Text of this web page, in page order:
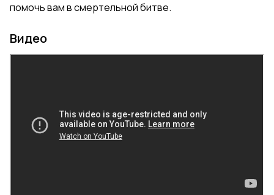
помочь вам в смертельной битве.
Видео